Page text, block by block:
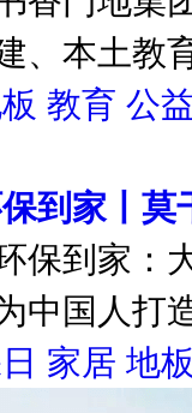
香门地集
、本土教
板 教育 公
到家丨
保到家：
中国人打
家居 地